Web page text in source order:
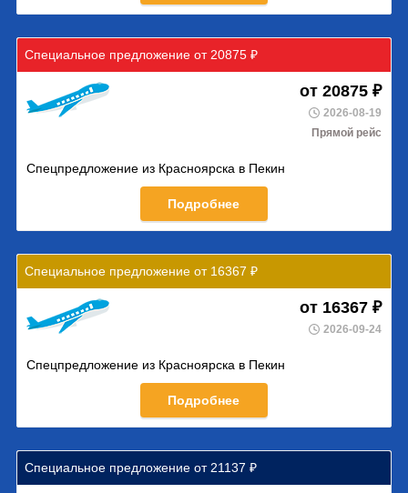
Специальное предложение от 20875 ₽
от 20875 ₽
2026-08-19
Прямой рейс
Спецпредложение из Красноярска в Пекин
Подробнее
Специальное предложение от 16367 ₽
от 16367 ₽
2026-09-24
Спецпредложение из Красноярска в Пекин
Подробнее
Специальное предложение от 21137 ₽